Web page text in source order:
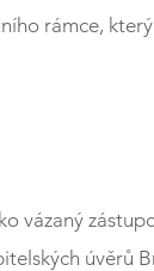
rámce,
vázaný
úvěrů